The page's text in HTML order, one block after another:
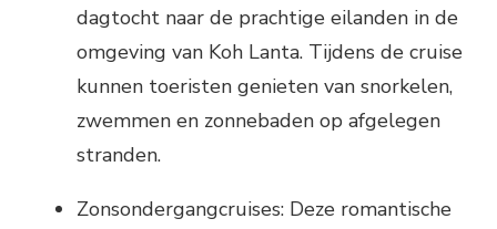
dagtocht naar de prachtige eilanden in de
omgeving van Koh Lanta. Tijdens de cruise
kunnen toeristen genieten van snorkelen,
zwemmen en zonnebaden op afgelegen
stranden.
Zonsondergangcruises: Deze romantische